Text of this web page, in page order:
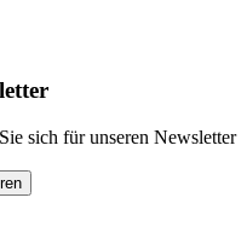
sich für unseren Newsletter